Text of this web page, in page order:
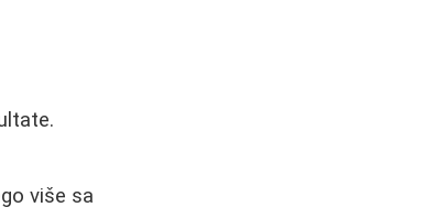
više sa